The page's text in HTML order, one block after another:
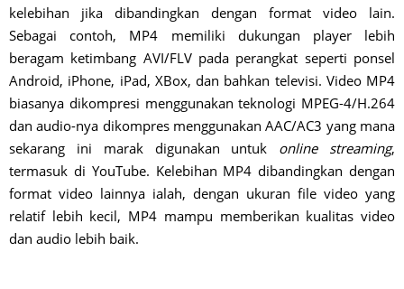
kelebihan jika dibandingkan dengan format video lain.
Sebagai contoh, MP4 memiliki dukungan player lebih
beragam ketimbang AVI/FLV pada perangkat seperti ponsel
Android, iPhone, iPad, XBox, dan bahkan televisi. Video MP4
biasanya dikompresi menggunakan teknologi MPEG-4/H.264
dan audio-nya dikompres menggunakan AAC/AC3 yang mana
sekarang ini marak digunakan untuk online streaming,
termasuk di YouTube. Kelebihan MP4 dibandingkan dengan
format video lainnya ialah, dengan ukuran file video yang
relatif lebih kecil, MP4 mampu memberikan kualitas video
dan audio lebih baik.